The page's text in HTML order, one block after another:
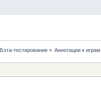
Бэта-тестирование» Аннотации к